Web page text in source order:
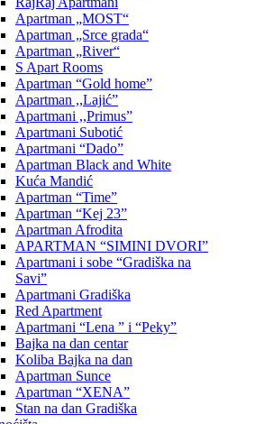
Apartman „MOST“
Apartman „Srce grada“
Apartman „River“
S Apart Rooms
Apartman “Gold home”
Apartman ,,Lajić”
Apartmani ,,Primus”
Apartmani Subotić
Apartmani “Dado”
Apartman Black and White
Kuća Mandić
Apartman “Time”
Apartman “Kej 23”
Apartman Afrodita
APARTMAN “SIMINI DVORI”
Apartmani i sobe “Gradiška na
Savi”
Apartmani Gradiška
Red Apartment
Apartmani “Lena ” i “Peky”
Bajka na dan centar
Koliba Bajka na dan
Apartman Sunce
Apartman “XENA”
Stan na dan Gradiška